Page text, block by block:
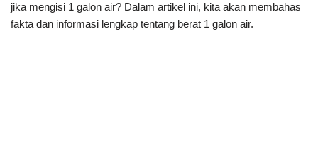
jika mengisi 1 galon air? Dalam artikel ini, kita akan membahas
fakta dan informasi lengkap tentang berat 1 galon air.